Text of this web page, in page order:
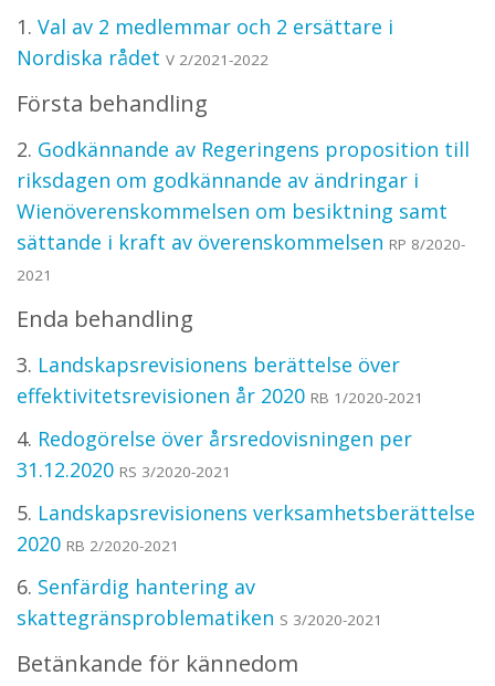
1. Val av 2 medlemmar och 2 ersättare i
Nordiska rådet V 2/2021-2022
Första behandling
2. Godkännande av Regeringens proposition till
riksdagen om godkännande av ändringar i
Wienöverenskommelsen om besiktning samt
sättande i kraft av överenskommelsen RP 8/2020-
2021
Enda behandling
3. Landskapsrevisionens berättelse över
effektivitetsrevisionen år 2020 RB 1/2020-2021
4. Redogörelse över årsredovisningen per
31.12.2020 RS 3/2020-2021
5. Landskapsrevisionens verksamhetsberättelse
2020 RB 2/2020-2021
6. Senfärdig hantering av
skattegränsproblematiken S 3/2020-2021
Betänkande för kännedom